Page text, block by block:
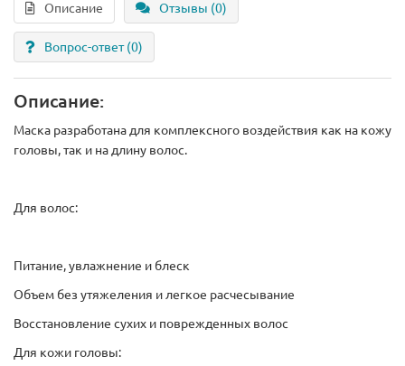
Описание Отзывы (0)
Вопрос-ответ(0)
Описание:
Маска разработана для комплексного воздействия как на кожу
головы, так и на длину волос.
Для волос:
Питание, увлажнение и блеск
Объем без утяжеления и легкое расчесывание
Восстановление сухих и поврежденных волос
Для кожи головы: